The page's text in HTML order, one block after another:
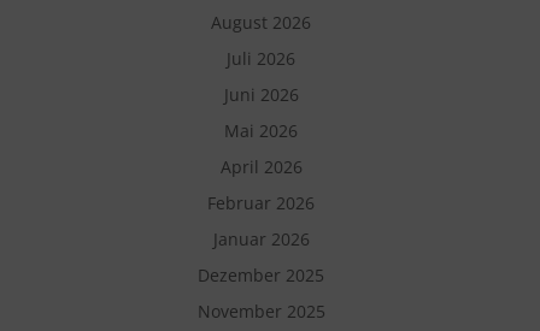
August 2026
Juli 2026
Juni 2026
Mai 2026
April 2026
Februar 2026
Januar 2026
Dezember 2025
November 2025